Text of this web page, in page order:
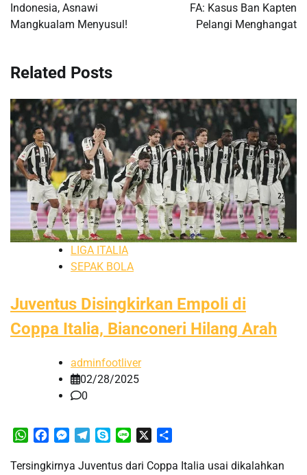
Indonesia, Asnawi
Mangkualam Menyusul!
FA: Kasus Ban Kapten
Pelangi Menghangat
Related Posts
LIGA ITALIA
SEPAK BOLA
Juventus Disingkirkan Empoli di
Coppa Italia, Bianconeri Hilang Arah
adminfootliver
02/28/2025
0
WhatsApp
FacebookMessenger
TelegramSkypeLine
Tersingkirnya Juventus dari Coppa Italia usai dikalahkan